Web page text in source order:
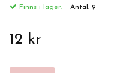
Finns i lager: Antal: 9
12 kr